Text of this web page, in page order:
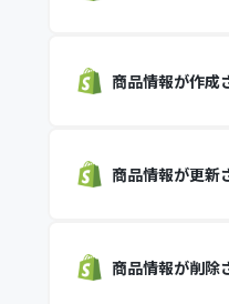
商品情報が作成
商品情報が更新
商品情報が削除